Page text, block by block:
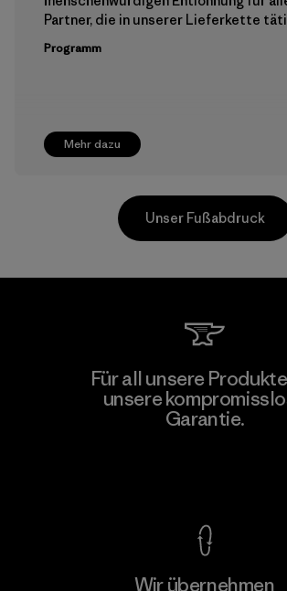
Mehr dazu
Partner, die in unserer Lieferkette
Programm
Singtex Industrial
Material-supplier
Unser Fußabdruck
Für all unsere
unsere
Garantie.
Wir übernehmen